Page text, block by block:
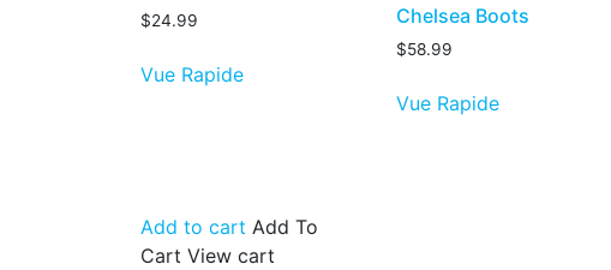
$24.99
Vue Rapide
Chelsea Boots
$58.99
Vue Rapide
Add to cart Add To
Cart View cart